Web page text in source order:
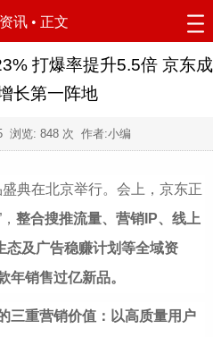
资讯 • 正文
打爆率提升5.5倍 京东成
长第一阵地
浏览: 848 次 作者:小编
典在北京举行。会上，京东正
整合搜推流量、营销IP、线上
态及广告稳赚计划等全域资
年销售过亿新品。
三重营销价值：以高质量用户